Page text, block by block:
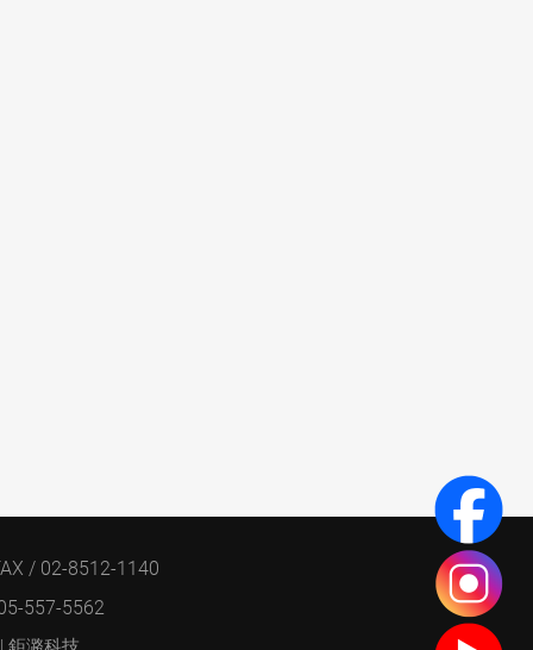
/ 02-8512-1140
557-5562